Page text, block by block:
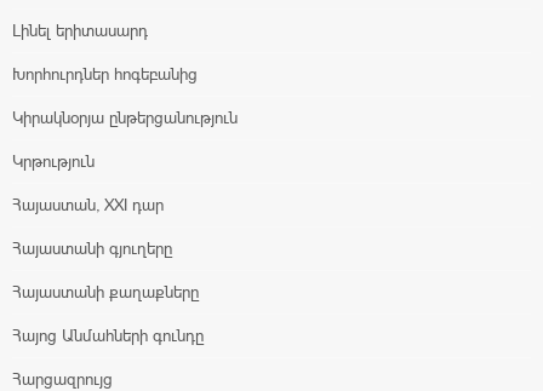
Լինել երիտասարդ
Խորհուրդներ հոգեբանից
Կիրակնօրյա ընթերցանություն
Կրթություն
Հայաստան, XXI դար
Հայաստանի գյուղերը
Հայաստանի քաղաքները
Հայոց Անմահների գունդը
Հարցազրույց